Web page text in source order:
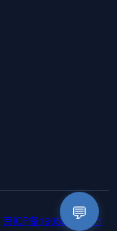
京ICP备19059711号-1
💬